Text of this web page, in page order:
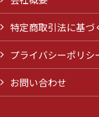
特定商取引法に基づ
プライバシーポリシ
お問い合わせ